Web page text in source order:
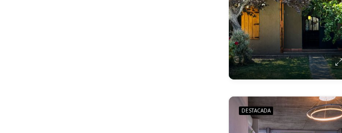
DESTACADA